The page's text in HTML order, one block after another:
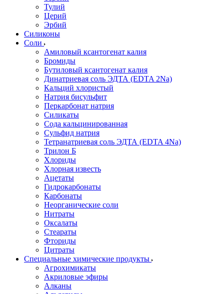
Тулий
Церий
Эрбий
Силиконы
Соли
Амиловый ксантогенат калия
Бромиды
Бутиловый ксантогенат калия
Динатриевая соль ЭДТА (EDTA 2Na)
Кальций хлористый
Натрия бисульфит
Перкарбонат натрия
Силикаты
Сода кальцинированная
Сульфид натрия
Тетранатриевая соль ЭДТА (EDTA 4Na)
Трилон Б
Хлориды
Хлорная известь
Ацетаты
Гидрокарбонаты
Карбонаты
Неорганические соли
Нитраты
Оксалаты
Стеараты
Фториды
Цитраты
Специальные химические продукты
Агрохимикаты
Акриловые эфиры
Алканы